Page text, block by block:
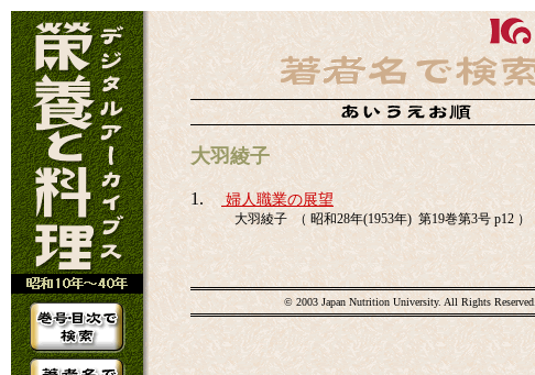
大羽綾子
1. 婦人職業の展望
大羽綾子 （ 昭和28年(1953年) 第19巻第3号 p12 ）
© 2003 Japan Nutrition University. All Rights Reserved.